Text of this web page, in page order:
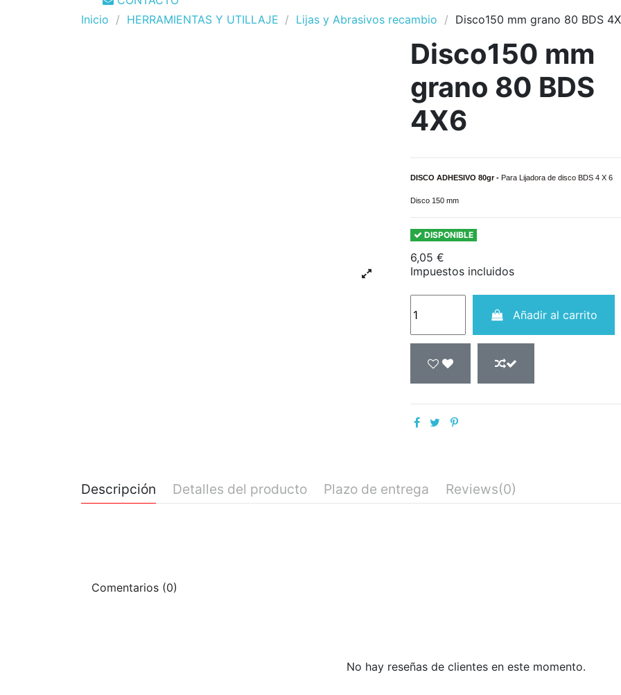
Inicio
HERRAMIENTAS Y UTILLAJE Lijas y Abrasivos recambio Disco150 mm grano 80 BDS
Disco150 mm
grano 80 BDS
4X6
DISCO ADHESIVO 80gr - Para Lijadora de disco BDS 4 X 6
Disco 150 mm
DISPONIBLE
6,05 €
Impuestos incluidos
Añadir al carrito
Descripción Detalles del producto Plazo de entrega Reviews(0)
Comentarios (0)
No hay reseñas de clientes en este momento.